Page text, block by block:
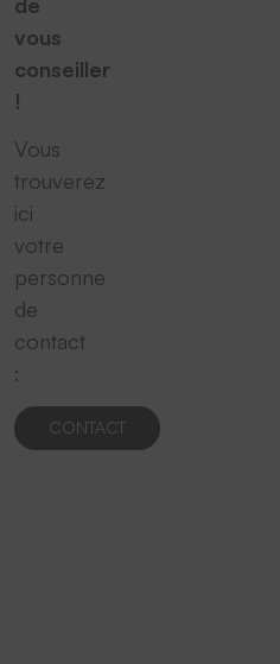
vous
conseiller
!
Vous
trouverez
ici
votre
personne
de
contact
:
CONTACT